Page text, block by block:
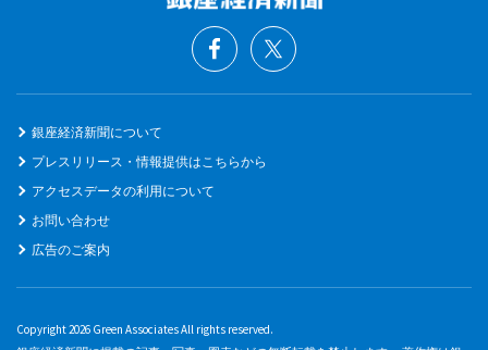
銀座経済新聞について
プレスリリース・情報提供はこちらから
アクセスデータの利用について
お問い合わせ
広告のご案内
Copyright 2026 Green Associates All rights reserved.